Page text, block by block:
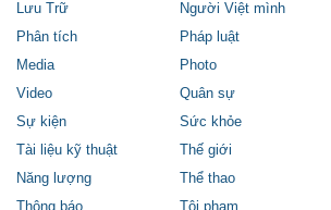
Lưu Trữ
Người Việt mình
Phân tích
Pháp luật
Media
Photo
Video
Quân sự
Sự kiện
Sức khỏe
Tài liệu kỹ thuật
Thế giới
Năng lượng
Thể thao
Thông báo Tội phạm